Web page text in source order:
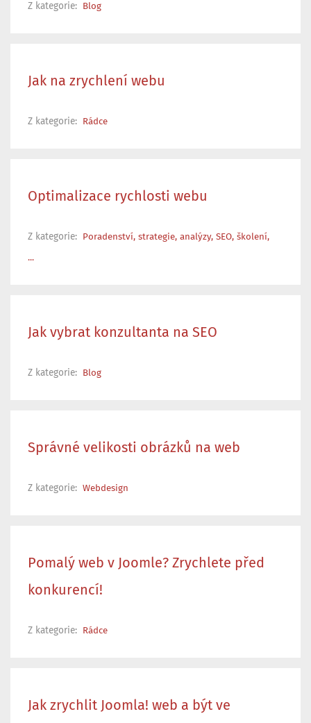
Z kategorie: Blog
Jak na zrychlení webu
Z kategorie: Rádce
Optimalizace rychlosti webu
Z kategorie: Poradenství, strategie, analýzy, SEO, školení,
...
Jak vybrat konzultanta na SEO
Z kategorie: Blog
Správné velikosti obrázků na web
Z kategorie: Webdesign
Pomalý web v Joomle? Zrychlete před
konkurencí!
Z kategorie: Rádce
Jak zrychlit Joomla! web a být ve